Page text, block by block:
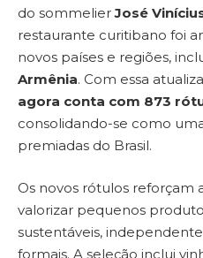
do sommelierJosé
restaurante curitibano foi
novos países e regiões,
Armênia. Com essa
agora conta com 873
consolidando-se como
premiadas do Brasil.
Os novos rótulos reforçam
valorizar pequenos
sustentáveis,
formais. A seleção inclui